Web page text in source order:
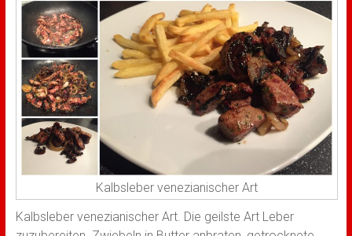
Kalbsleber venezianischer Art
Kalbsleber venezianischer Art. Die geilste Art Leber